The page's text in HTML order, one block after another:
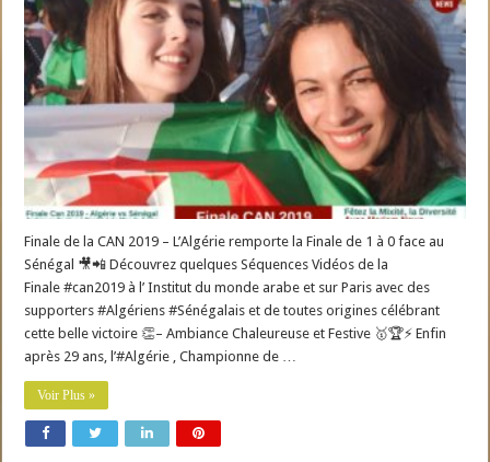
Finale de la CAN 2019 – L’Algérie remporte la Finale de 1 à 0 face au
Sénégal 🎥📲 Découvrez quelques Séquences Vidéos de la
Finale #can2019 à l’ Institut du monde arabe et sur Paris avec des
supporters #Algériens #Sénégalais et de toutes origines célébrant
cette belle victoire 👏– Ambiance Chaleureuse et Festive 🥇🏆⚡️ Enfin
après 29 ans, l’#Algérie , Championne de …
Voir Plus »